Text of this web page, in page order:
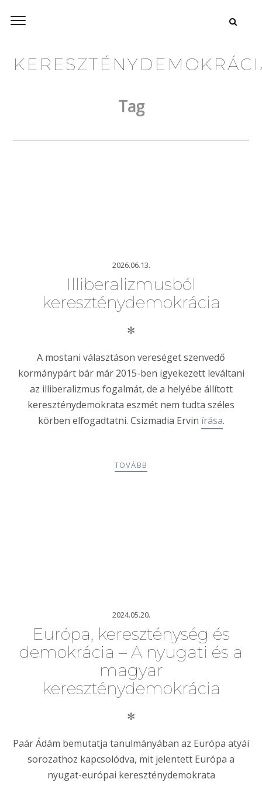
Tag
2026.06.13.
Illiberalizmusból
kereszténydemokrácia
✻
A mostani választáson vereséget szenvedő
kormánypárt bár már 2015-ben igyekezett leváltani
az illiberalizmus fogalmát, de a helyébe állított
kereszténydemokrata eszmét nem tudta széles
körben elfogadtatni. Csizmadia Ervin írása.
TOVÁBB
2024.05.20.
Európa, kereszténység és
demokrácia – A nyugati és a
magyar
kereszténydemokrácia
✻
Paár Ádám bemutatja tanulmányában az Európa atyái
sorozathoz kapcsolódva, mit jelentett Európa a
nyugat-európai kereszténydemokrata